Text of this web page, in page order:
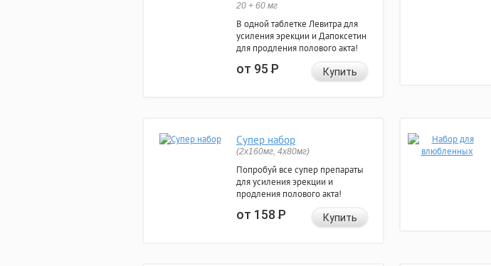
20 + 60 мг
В одной таблетке Левитра для
усиления эрекции и Дапоксетин
для продления полового акта!
от 95Р Купить
Супер набор
(2х160мг, 4х80мг)
Попробуй все супер препараты
для усиления эрекции и
продления полового акта!
от 158Р Купить